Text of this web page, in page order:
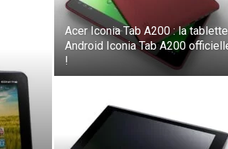
Acer Iconia Tab A200 : la tablette
Android Iconia Tab A200
!